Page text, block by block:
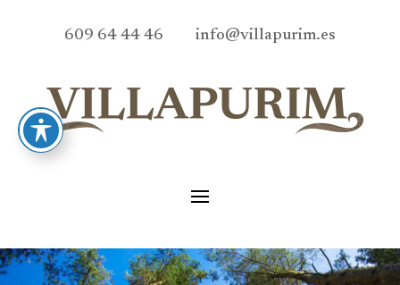
609 64 44 46 info@villapurim.es